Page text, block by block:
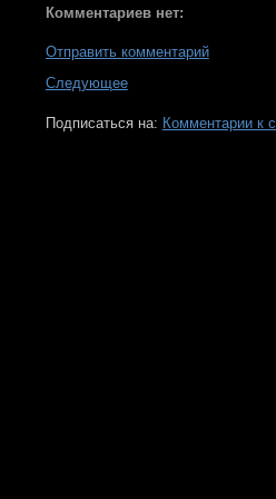
Комментариев нет:
Отправить комментарий
Следующее
Подписаться на: Комментарии к